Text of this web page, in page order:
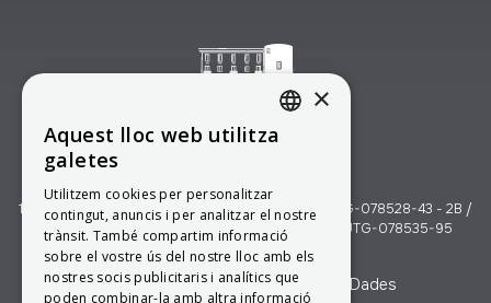
Codis turístics:
1A / UTG-078531-11 - 1B / UTG-078533-17 - 2A / UTG-078528-43 - 2B /
UTG-078530-08 - 3A / UTG-078539-10 - 3B / UTG-078535-95
Avís legal
Política de Protecció de Dades
ENGLISH
FRENCH
×
Aquest lloc web utilitza
galetes
Utilitzem cookies per personalitzar
contingut, anuncis i per analitzar el nostre
trànsit. També compartim informació
sobre el vostre ús del nostre lloc amb els
nostres socis publicitaris i analítics que
poden combinar-la amb altra informació